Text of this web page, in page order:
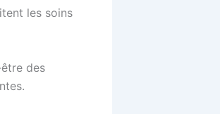
les soins
des